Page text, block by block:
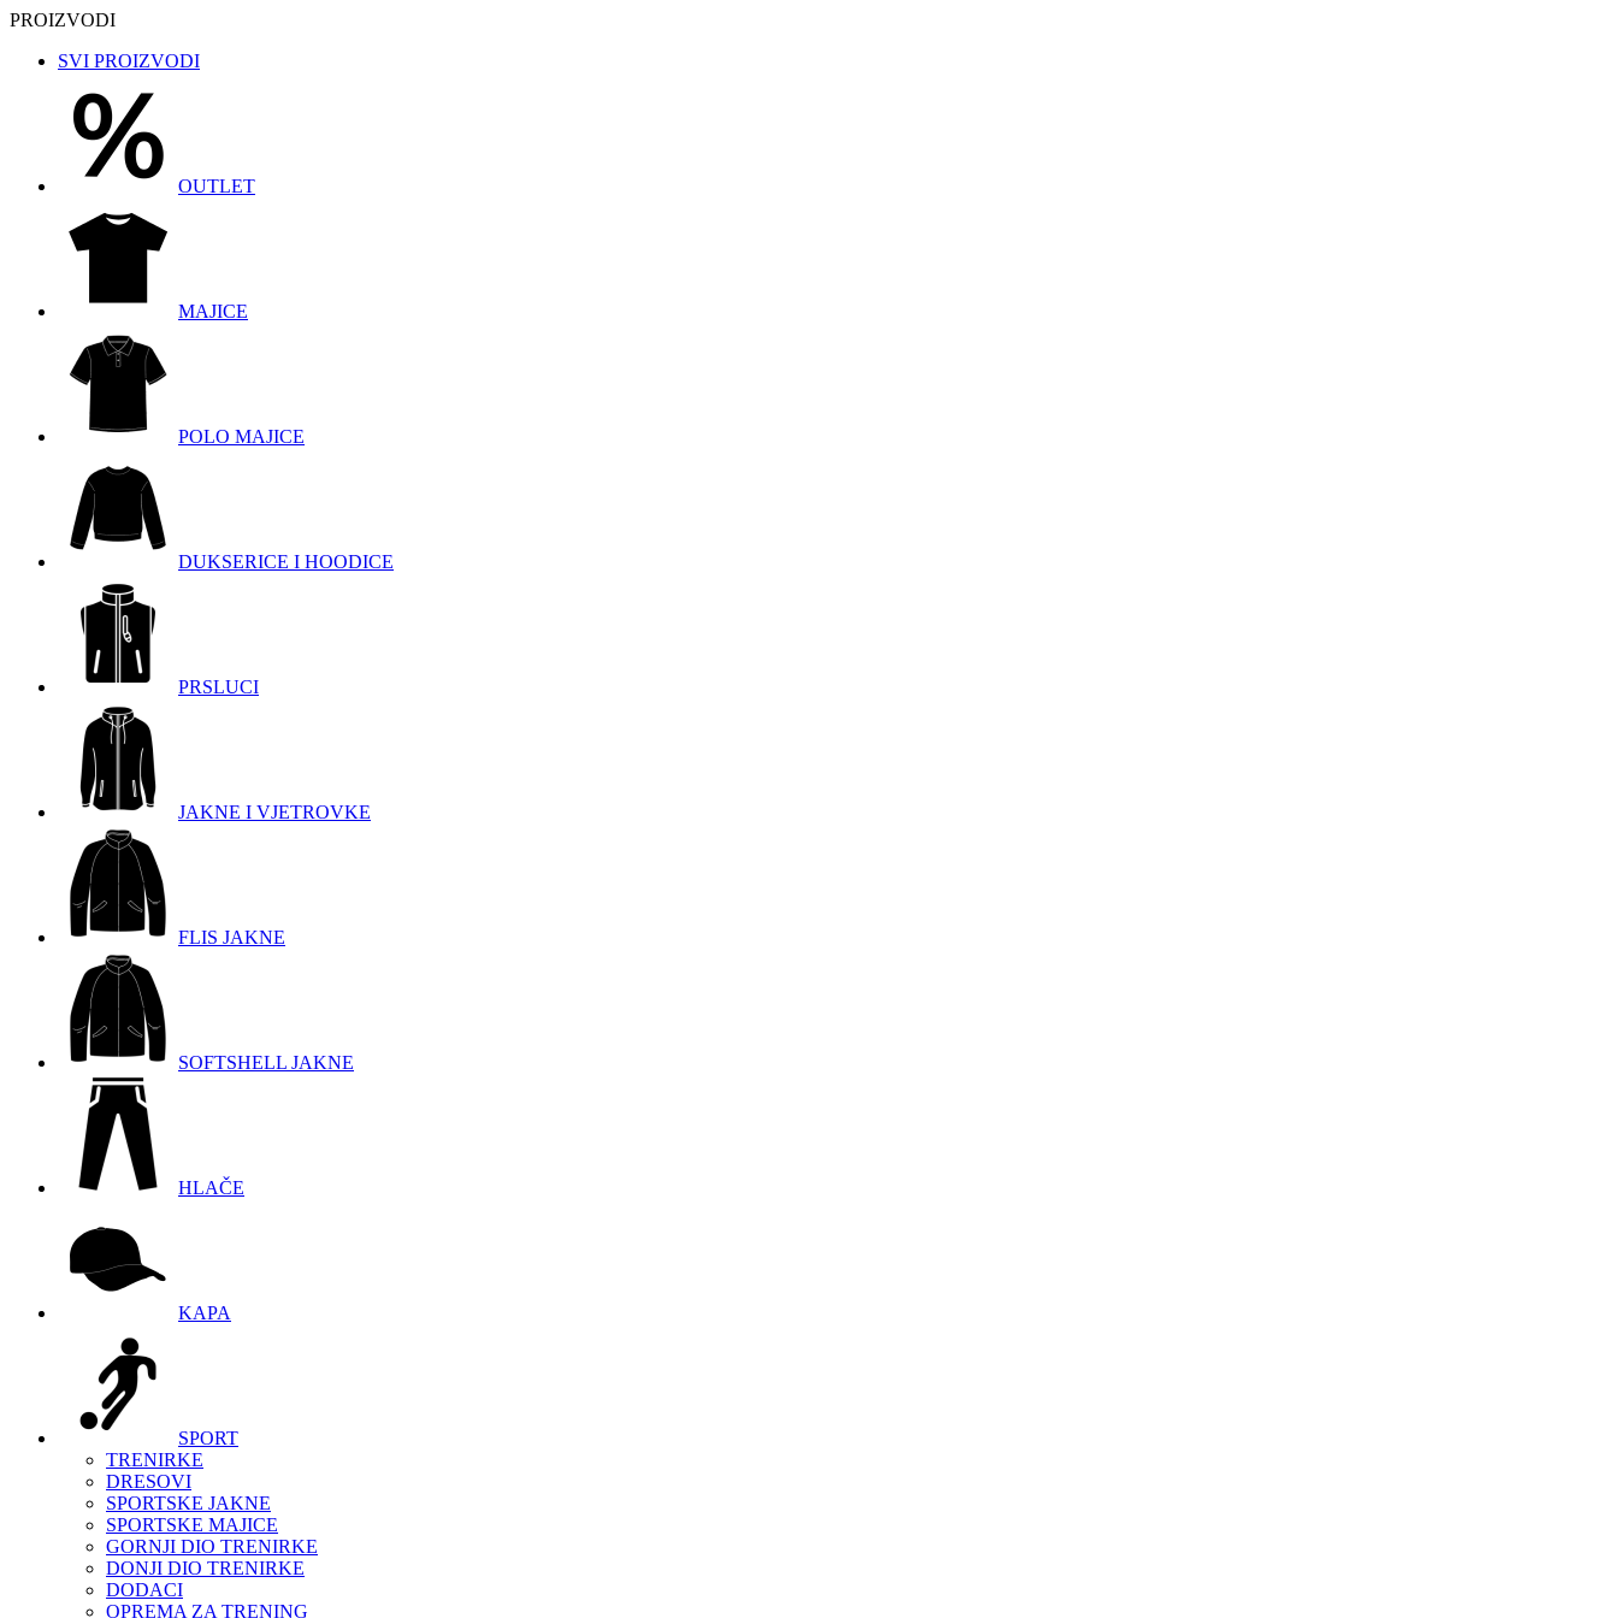
PROIZVODI
SVI PROIZVODI
OUTLET
MAJICE
POLO MAJICE
DUKSERICE I HOODICE
PRSLUCI
JAKNE I VJETROVKE
FLIS JAKNE
SOFTSHELL JAKNE
HLAČE
KAPA
SPORT
TRENIRKE
DRESOVI
SPORTSKE JAKNE
SPORTSKE MAJICE
GORNJI DIO TRENIRKE
DONJI DIO TRENIRKE
DODACI
OPREMA ZA TRENING